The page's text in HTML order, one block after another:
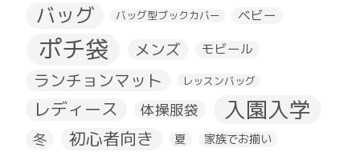
バッグ バッグ型ブックカバー ベビー
ポチ袋 メンズ モビール
ランチョンマット レッスンバッグ
レディース 体操服袋 入園入学
冬 初心者向き 夏 家族でお揃い